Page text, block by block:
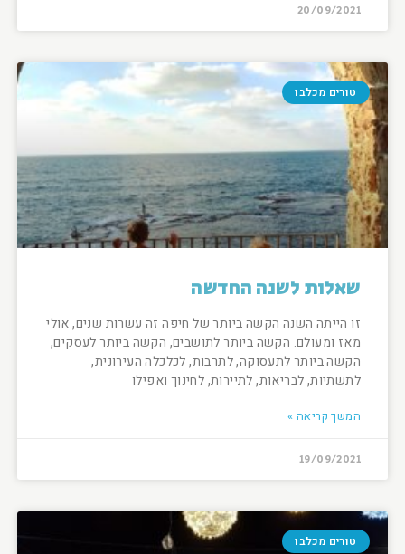
20/09/2021
טורים מכלבו
שאלות לשנה החדשה
זו הייתה השנה הקשה ביותר של חיפה זה עשרות שנים, אולי
מאז ומעולם. הקשה ביותר לתושבים, הקשה ביותר לעסקים,
הקשה ביותר לתעסוקה, לתרבות, לכלכלה העירונית,
לתשתיות, לבריאות, לתיירות, לחינוך ואפילו
המשך קריאה »
19/09/2021
טורים מכלבו